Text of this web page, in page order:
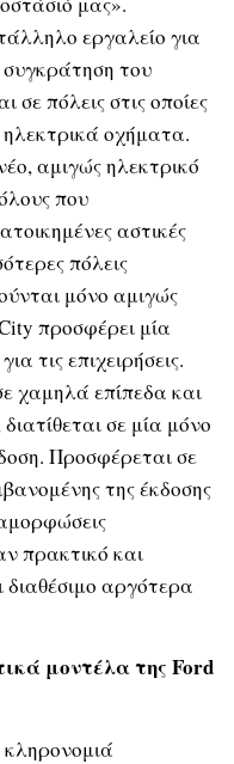
εργαλείο για
συγκράτηση του
σε πόλεις στις οποίες
οχήματα.
αμιγώς ηλεκτρικό
που
αστικές
πόλεις
μόνο αμιγώς
προσφέρει μία
τις επιχειρήσεις.
χαμηλά επίπεδα και
σε μία μόνο
Προσφέρεται σε
της έκδοσης
πρακτικό και
αργότερα
μοντέλα της Ford
κληρονομιά